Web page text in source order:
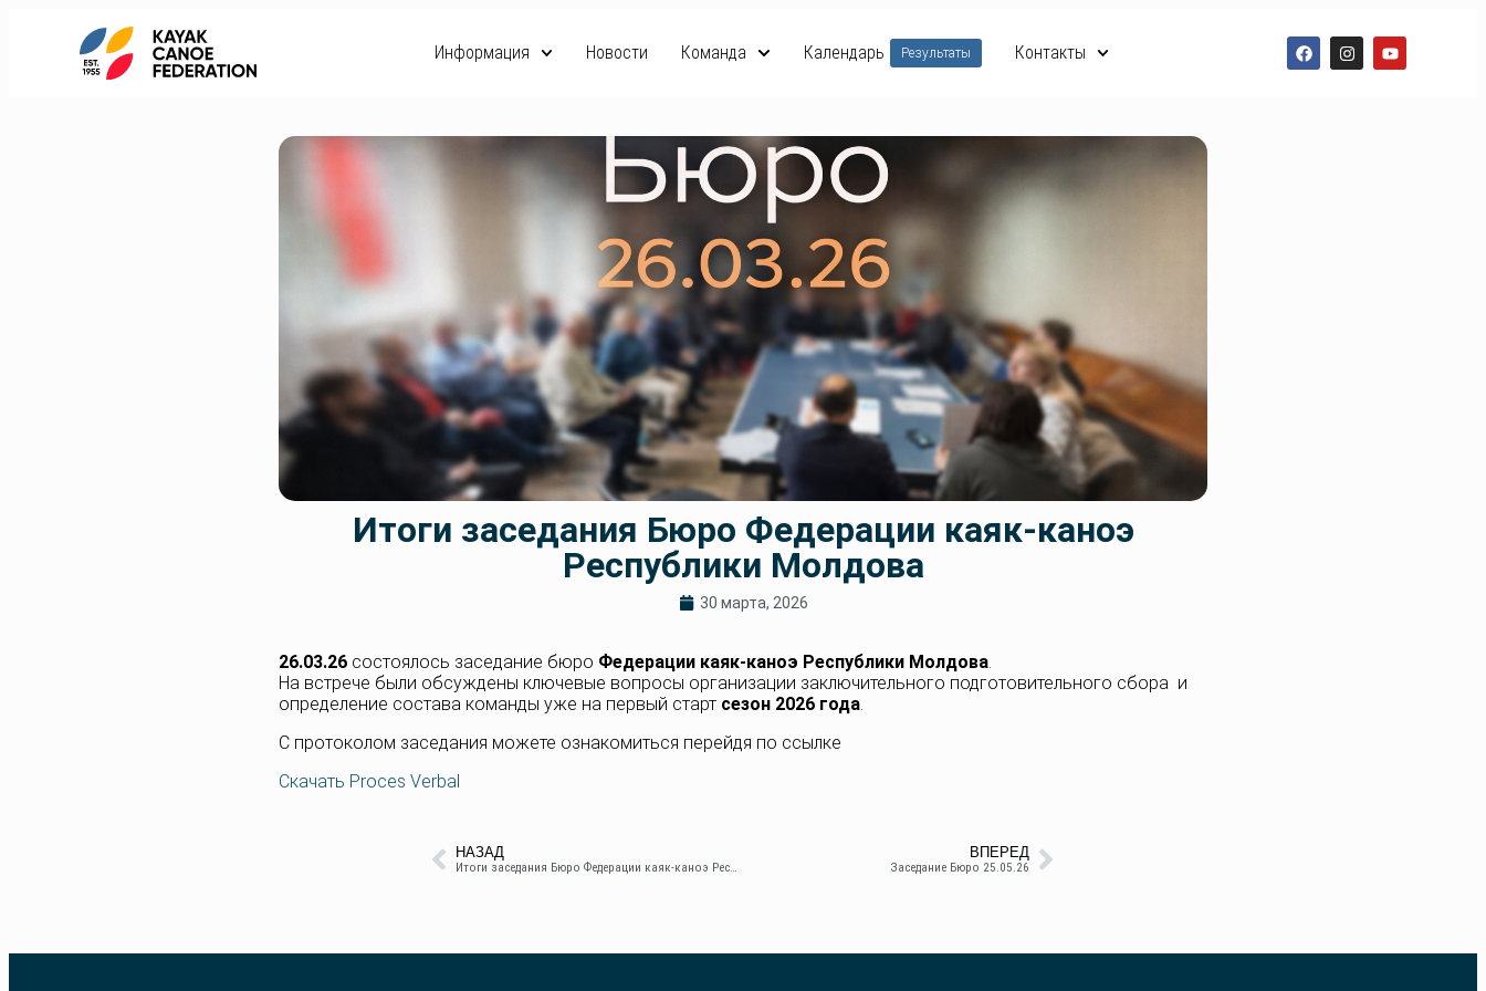
Информация Новости Команда Календарь Результаты Контакты
Итоги заседания Бюро Федерации каяк-каноэ
Республики Молдова
30 марта, 2026
26.03.26 состоялось заседание бюро Федерации каяк-каноэ Республики Молдова.
На встрече были обсуждены ключевые вопросы организации заключительного подготовительного сбора и
определение состава команды уже на первый старт сезон 2026 года.
С протоколом заседания можете ознакомиться перейдя по ссылке
Скачать Proces Verbal
НАЗАД
Итоги заседания Бюро Федерации каяк-каноэ Республики Молдова 23.01.2026
ВПЕРЕД
Заседание Бюро 25.05.26